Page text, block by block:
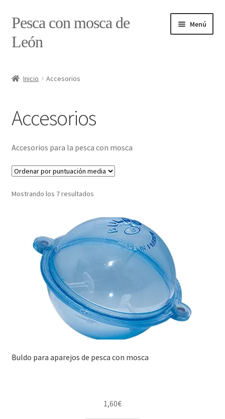
Ir
a
Ir
al
contenido
Pesca con mosca de
León
Menú
Caja
Estado de tramos de pesca
Formulario de contacto
Mi cuenta
Regístrate al canal de noticias
Resultados en pesca con mosca de León
Inicio Accesorios
Accesorios
Accesorios para la pesca con mosca
Mostrando los 7 resultadosOrdenado
media
Buldo para aparejos de pesca con mosca
1,60€